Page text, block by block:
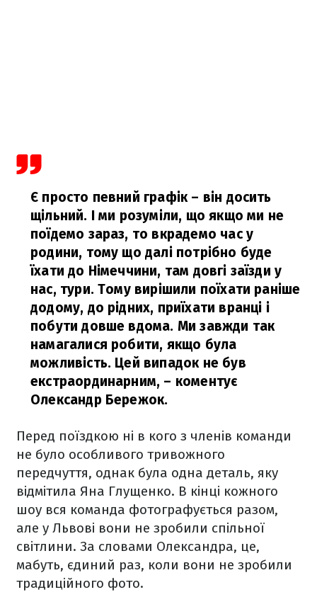
Є просто певний графік – він досить
щільний. І ми розуміли, що якщо ми не
поїдемо зараз, то вкрадемо час у
родини, тому що далі потрібно буде
їхати до Німеччини, там довгі заїзди у
нас, тури. Тому вирішили поїхати раніше
додому, до рідних, приїхати вранці і
побути довше вдома. Ми завжди так
намагалися робити, якщо була
можливість. Цей випадок не був
екстраординарним, – коментує
Олександр Бережок.
Перед поїздкою ні в кого з членів команди
не було особливого тривожного
передчуття, однак була одна деталь, яку
відмітила Яна Глущенко. В кінці кожного
шоу вся команда фотографується разом,
але у Львові вони не зробили спільної
світлини. За словами Олександра, це,
мабуть, єдиний раз, коли вони не зробили
традиційного фото.